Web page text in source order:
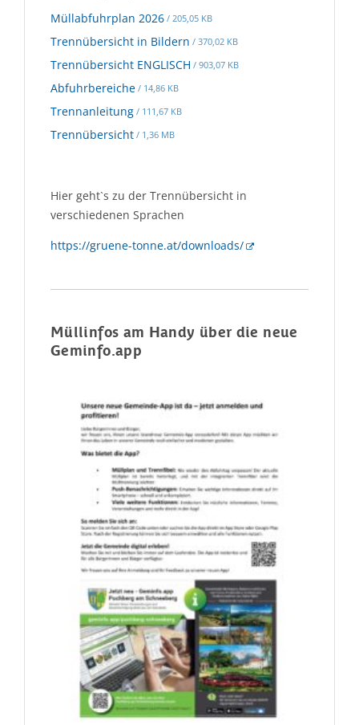
Müllabfuhrplan 2026 / 205,05 KB
Trennübersicht in Bildern / 370,02 KB
Trennübersicht ENGLISCH / 903,07 KB
Abfuhrbereiche / 14,86 KB
Trennanleitung / 111,67 KB
Trennübersicht / 1,36 MB
Hier geht`s zu der Trennübersicht in
verschiedenen Sprachen
https://gruene-tonne.at/downloads/
Müllinfos am Handy über die neue
Geminfo.app